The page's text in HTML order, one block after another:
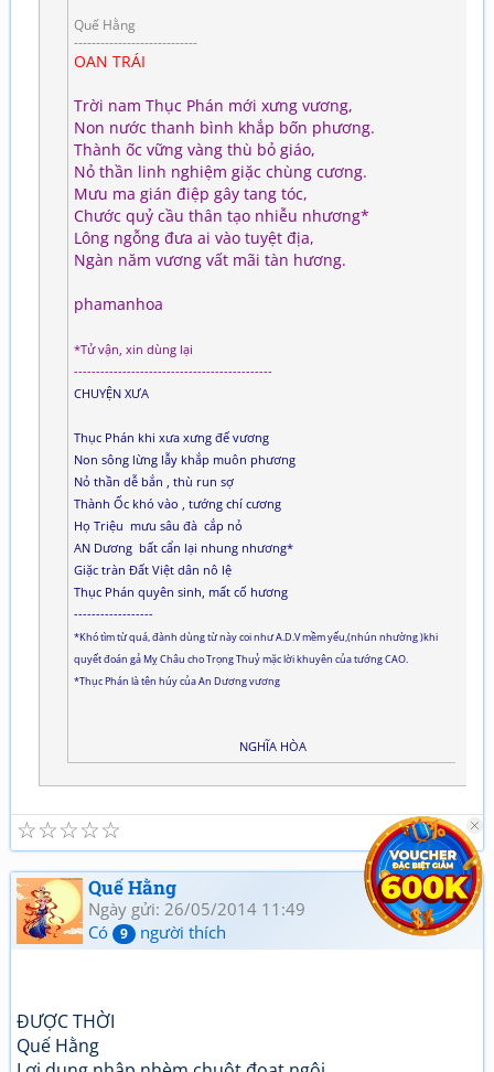
Quế Hằng
----------------------------
OAN TRÁI
Trời nam Thục Phán mới xưng vương,
Non nước thanh bình khắp bốn phương.
Thành ốc vững vàng thù bỏ giáo,
Nỏ thần linh nghiệm giặc chùng cương.
Mưu ma gián điệp gây tang tóc,
Chước quỷ cầu thân tạo nhiễu nhương*
Lông ngỗng đưa ai vào tuyệt địa,
Ngàn năm vương vất mãi tàn hương.
phamanhoa
*Tử vận, xin dùng lại
---------------------------------------------
CHUYỆN XƯA
Thục Phán khi xưa xưng đế vương
Non sông lừng lẫy khắp muôn phương
Nỏ thần dễ bắn , thù run sợ
Thành Ốc khó vào , tướng chí cương
Họ Triệu mưu sâu đà cắp nỏ
AN Dương bất cẩn lại nhung nhương*
Giặc tràn Đất Việt dân nô lệ
Thục Phán quyên sinh, mất cố hương
------------------
*Khó tìm từ quá, đành dùng từ này coi như A.D.V mềm yếu,(nhún nhường )khi
quyết đoán gả Mỵ Châu cho Trọng Thuỷ mặc lời khuyên của tướng CAO.
*Thục Phán là tên húy của An Dương vương
NGHĨA HÒA
☆
☆
☆
☆
☆
Quế Hằng
Ngày gửi: 26/05/2014 11:49
Có
9 người thích
ĐƯỢC THỜI
Quế Hằng